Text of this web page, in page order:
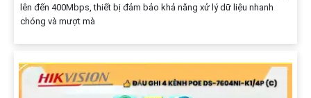
lên đến 400Mbps, thiết bị đảm bảo khả năng xử lý dữ liệu nhanh
chóng và mượt mà